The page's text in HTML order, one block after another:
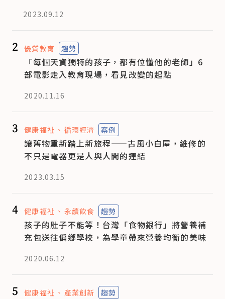
2023.09.12
2 優質教育 趨勢
「每個天資獨特的孩子，都有位懂他的老師」6
部電影走入教育現場，看見改變的起點
2020.11.16
3 健康福祉 循環經濟 案例
讓舊物重新踏上新旅程——古風小白屋，維修的
不只是電器更是人與人間的連結
2023.03.15
4 健康福祉 永續飲食 趨勢
孩子的肚子不能等！台灣「食物銀行」將營養補
充包送往偏鄉學校，為學童帶來營養均衡的美味
2020.06.12
5 健康福祉 產業創新 趨勢